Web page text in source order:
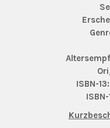
ISBN-